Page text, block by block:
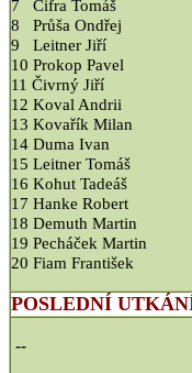
7 Cifra Tomáš
8 Průša Ondřej
9 Leitner Jiří
10 Prokop Pavel
11 Čivrný Jiří
12 Koval Andrii
13 Kovařík Milan
14 Duma Ivan
15 Leitner Tomáš
16 Kohut Tadeáš
17 Hanke Robert
18 Demuth Martin
19 Pecháček Martin
20 Fiam František
POSLEDNÍ
--